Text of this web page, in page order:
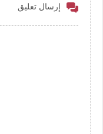
إرسال تعليق